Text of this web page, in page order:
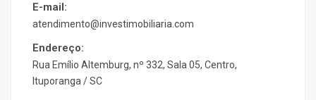
E-mail:
atendimento@investimobiliaria.com
Endereço:
Rua Emílio Altemburg, nº 332, Sala 05, Centro,
Ituporanga / SC